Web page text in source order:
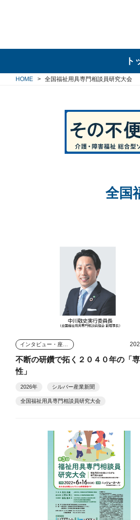
ト
HOME 全国福祉用具専門相談員研究大会
全国
不断の研鑽で拓く２０４０年の「
性」
2026年 シルバー産業新聞
全国福祉用具専門相談員研究大会